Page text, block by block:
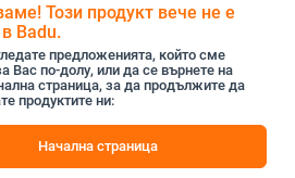
Този продукт вече не е
Badu.
предложенията, който сме
Вас по-долу, или да се върнете на
страница, за да продължите да
продуктите ни:
Начална страница